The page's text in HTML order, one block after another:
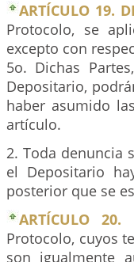
ARTÍCULO 19.
Protocolo, se
excepto con
5o. Dichas
Depositario,
haber asumido
artículo.
2. Toda denuncia
el Depositario
posterior que se
ARTÍCULO 20.
Protocolo, cuyos
son igualmente